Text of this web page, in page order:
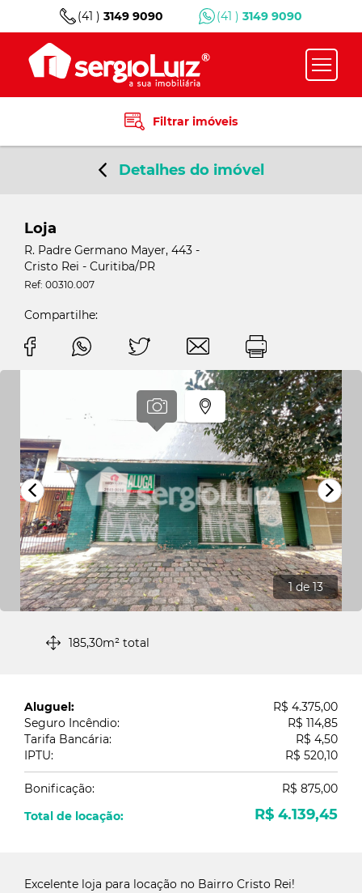
(41 )3149 9090 (41 ) 3149 9090
Filtrar imóveis
Detalhes do imóvel
Loja
R. Padre Germano Mayer, 443 -
Cristo Rei - Curitiba/PR
Ref: 00310.007
Compartilhe:
1de 13
185,30m² total
Aluguel:
R$ 4.375,00
Seguro Incêndio:
R$ 114,85
Tarifa Bancária:
R$ 4,50
IPTU:
R$ 520,10
Bonificação:
R$ 875,00
Total de locação:
R$ 4.139,45
Excelente loja para locação no Bairro Cristo Rei!